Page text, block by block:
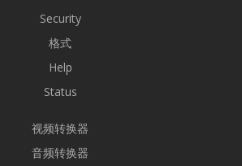
Security
格式
Help
Status
视频转换器
音频转换器